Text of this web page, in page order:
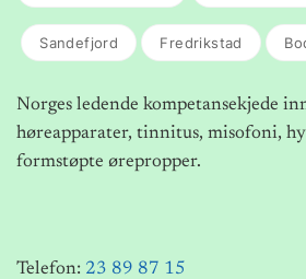
Sandefjord Fredrikstad
Norges ledende kompetansekjede
høreapparater, tinnitus, misofoni,
formstøpte ørepropper.
Telefon: 23 89 87 15